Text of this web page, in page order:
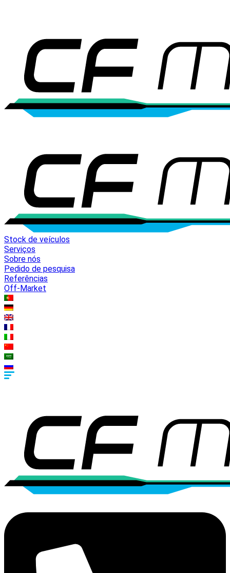
Stock de veículos
Serviços
Sobre nós
Pedido de pesquisa
Referências
Off-Market